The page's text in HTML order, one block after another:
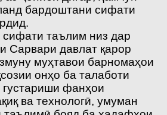
бардоштани сифати
таълим низ дар
Сарвари давлат қарор
муҳтавои барномаҳои
онҳо ба талаботи
густариши фанҳои
ва технологӣ, умуман